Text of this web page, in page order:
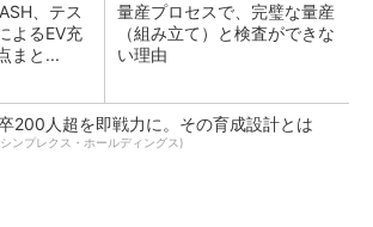
、テス
よるEV充
まと...
量産プロセスで、完璧な量産
（組み立て）と検査ができな
い理由
200人超を即戦力に。その育成設計とは
シンプレクス・ホールディングス)